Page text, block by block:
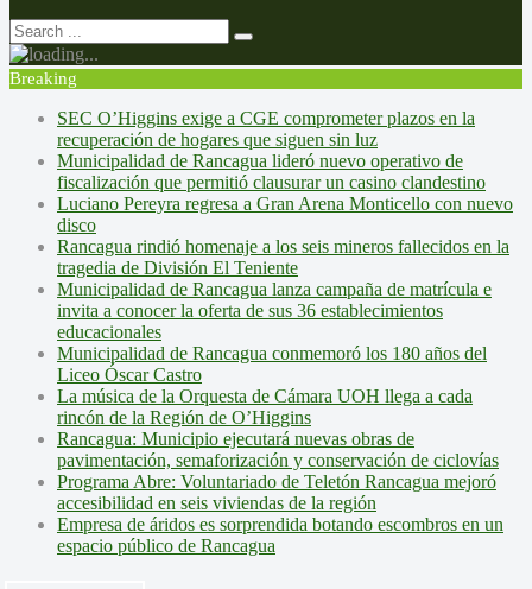
Breaking
SEC O’Higgins exige a CGE comprometer plazos en la
recuperación de hogares que siguen sin luz
Municipalidad de Rancagua lideró nuevo operativo de
fiscalización que permitió clausurar un casino clandestino
Luciano Pereyra regresa a Gran Arena Monticello con nuevo
disco
Rancagua rindió homenaje a los seis mineros fallecidos en la
tragedia de División El Teniente
Municipalidad de Rancagua lanza campaña de matrícula e
invita a conocer la oferta de sus 36 establecimientos
educacionales
Municipalidad de Rancagua conmemoró los 180 años del
Liceo Óscar Castro
La música de la Orquesta de Cámara UOH llega a cada
rincón de la Región de O’Higgins
Rancagua: Municipio ejecutará nuevas obras de
pavimentación, semaforización y conservación de ciclovías
Programa Abre: Voluntariado de Teletón Rancagua mejoró
accesibilidad en seis viviendas de la región
Empresa de áridos es sorprendida botando escombros en un
espacio público de Rancagua